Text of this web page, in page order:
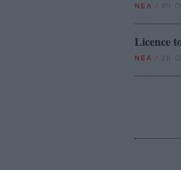
ΝΕΑ
Licence
ΝΕΑ